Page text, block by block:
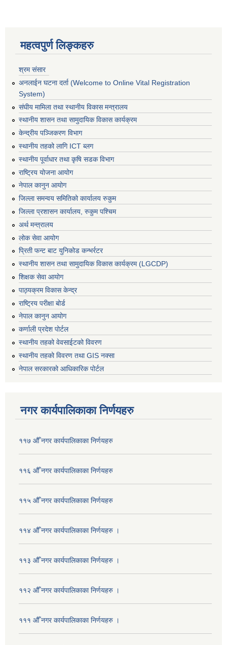
महत्वपुर्ण लिङ्कहरु
श्रम संसार
अनलाईन घटना दर्ता (Welcome to Online Vital Registration
System)
संघीय मामिला तथा स्थानीय विकास मन्त्रालय
स्थानीय शासन तथा सामुदायिक विकास कार्यक्रम
केन्द्रीय पञ्जिकरण विभाग
स्थानीय तहको लागि ICT ब्लग
स्थानीय पूर्वाधार तथा कृषि सडक विभाग
राष्ट्रिय योजना आयोग
नेपाल कानुन आयोग
जिल्ला समन्वय समितिको कार्यालय रुकुम
जिल्ला प्रशासन कार्यालय, रुकुम पश्चिम
अर्थ मन्त्रालय
लोक सेवा आयोग
प्रिती फन्ट बाट युनिकोड कन्भर्रटर
स्थानीय शासन तथा सामुदायिक विकास कार्यक्रम (LGCDP)
शिक्षक सेवा आयोग
पाठ्यक्रम विकास केन्द्र
राष्ट्रिय परीक्षा बोर्ड
नेपाल कानुन आयोग
कर्णाली प्रदेश पोर्टल
स्थानीय तहको वेवसाईटको विवरण
स्थानीय तहको विवरण तथा GIS नक्सा
नेपाल सरकारको आधिकारिक पोर्टल
नगर कार्यपालिकाका निर्णयहरु
११७ औँ नगर कार्यपालिकाका निर्णयहरु
११६ औँ नगर कार्यपालिकाका निर्णयहरु
११५ औँ नगर कार्यपालिकाका निर्णयहरु
११४ औँ नगर कार्यपालिकाका निर्णयहरु ।
११३ औँ नगर कार्यपालिकाका निर्णयहरु ।
११२ औँ नगर कार्यपालिकाका निर्णयहरु ।
१११ औँ नगर कार्यपालिकाका निर्णयहरु ।